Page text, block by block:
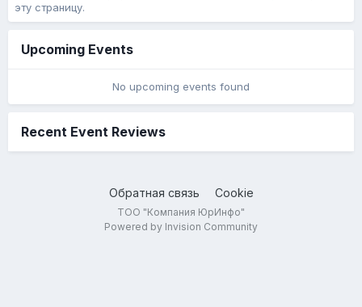
эту страницу.
Upcoming Events
No upcoming events found
Recent Event Reviews
Обратная связь Cookie
ТОО "Компания ЮрИнфо"
Powered by Invision Community